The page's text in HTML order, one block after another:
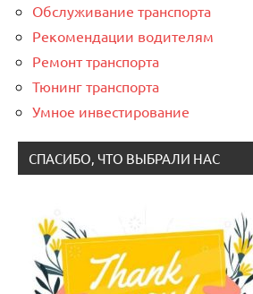
Обслуживание транспорта
Рекомендации водителям
Ремонт транспорта
Тюнинг транспорта
Умное инвестирование
СПАСИБО, ЧТО ВЫБРАЛИ НАС